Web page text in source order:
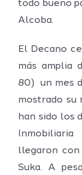
todo bueno
Alcoba.
El Decano
más amplia
80) un mes
mostrado su
han sido los
llegaron
Suka. A